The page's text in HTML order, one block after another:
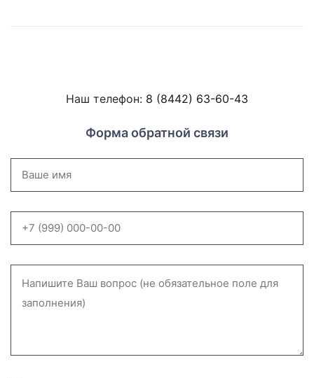
Наш телефон: 8 (8442) 63-60-43
Форма обратной связи